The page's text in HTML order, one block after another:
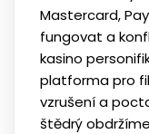
Mastercard,
fungovat a
kasino
platforma pro
vzrušení a
štědrý